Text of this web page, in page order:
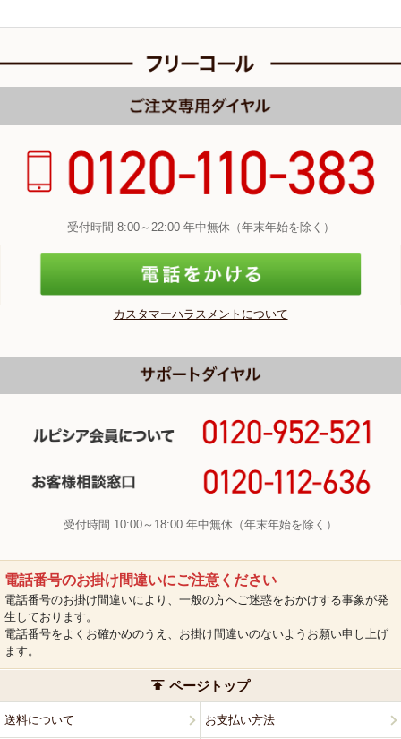
受付時間 8:00～22:00 年中無休（年末年始を除く）
カスタマーハラスメントについて
受付時間 10:00～18:00 年中無休（年末年始を除く）
電話番号のお掛け間違いにご注意ください
電話番号のお掛け間違いにより、一般の方へご迷惑をおかけする事象が発
生しております。
電話番号をよくお確かめのうえ、お掛け間違いのないようお願い申し上げ
ます。
ページトップ
送料について お支払い方法